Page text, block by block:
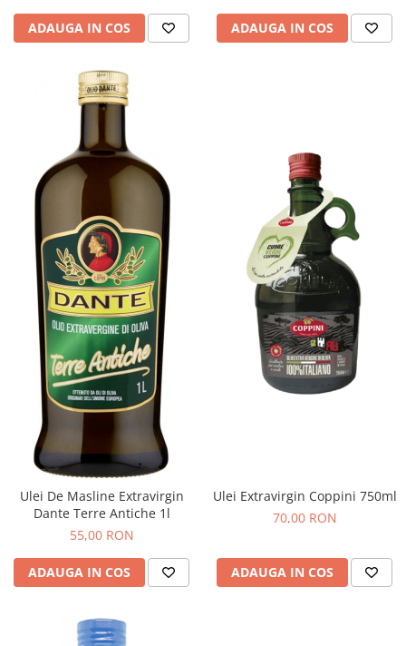
ADAUGA IN COS ADAUGA IN COS
Ulei De Masline Extravirgin
Dante Terre Antiche 1l
55,00 RON
ADAUGA IN COS
Ulei Extravirgin Coppini 750ml
70,00 RON
ADAUGA IN COS